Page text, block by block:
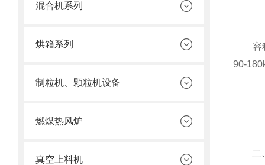
混合机系列
烘箱系列
制粒机、颗粒机设备
燃煤热风炉
真空上料机
容积
90-
二、